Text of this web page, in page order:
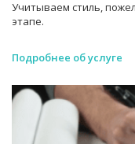
Учитываем стиль,
этапе.
Подробнее об услуге